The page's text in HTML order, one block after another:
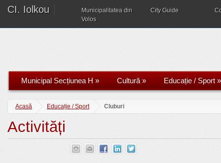
CI. Iolkou
Municipalitatea din
Volos
City Guide
Municipal Secțiunea H » Cultură» Educație / Sport »
Acasă Educație / Sport Cluburi
Activități